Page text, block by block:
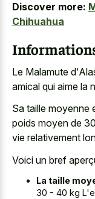
Discover more:
Chihuahua
Le Malamute
amical qui aime la
Sa taille moyenne
poids moyen de
vie relativement
Voici un bref
La taille
30 - 40 kg